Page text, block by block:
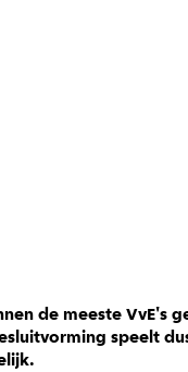
de meeste VvE's
speelt